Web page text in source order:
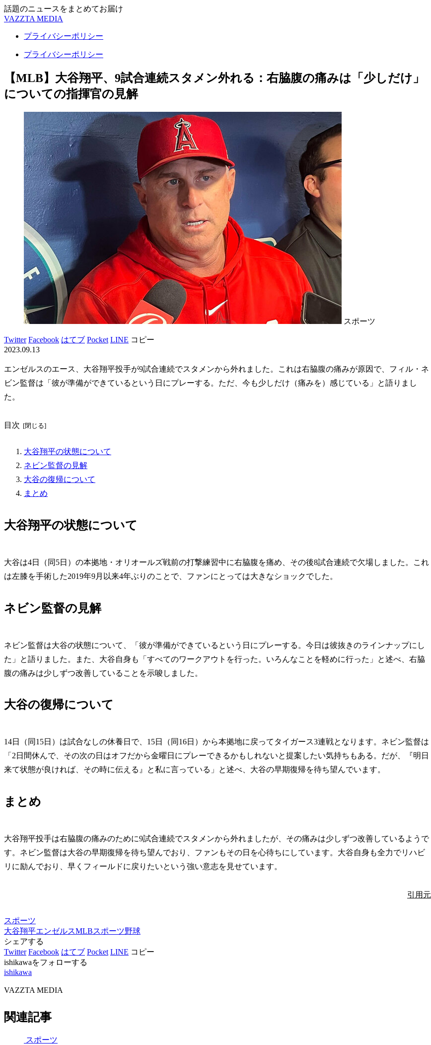
話題のニュースをまとめてお届け
VAZZTA MEDIA
プライバシーポリシー
プライバシーポリシー
【MLB】大谷翔平、9試合連続スタメン外れる：右脇腹の痛みは「少しだけ」
についての指揮官の見解
スポーツ
Twitter Facebook はてブ Pocket LINE コピー
2023.09.13
エンゼルスのエース、大谷翔平投手が9試合連続でスタメンから外れました。これは右脇腹の痛みが原因で、フィル・ネ
ビン監督は「彼が準備ができているという日にプレーする。ただ、今も少しだけ（痛みを）感じている」と語りまし
た。
目次
大谷翔平の状態について
ネビン監督の見解
大谷の復帰について
まとめ
大谷翔平の状態について
大谷は4日（同5日）の本拠地・オリオールズ戦前の打撃練習中に右脇腹を痛め、その後8試合連続で欠場しました。これ
は左膝を手術した2019年9月以来4年ぶりのことで、ファンにとっては大きなショックでした。
ネビン監督の見解
ネビン監督は大谷の状態について、「彼が準備ができているという日にプレーする。今日は彼抜きのラインナップにし
た」と語りました。また、大谷自身も「すべてのワークアウトを行った。いろんなことを軽めに行った」と述べ、右脇
腹の痛みは少しずつ改善していることを示唆しました。
大谷の復帰について
14日（同15日）は試合なしの休養日で、15日（同16日）から本拠地に戻ってタイガース3連戦となります。ネビン監督は
「2日間休んで、その次の日はオフだから金曜日にプレーできるかもしれないと提案したい気持ちもある。だが、『明日
来て状態が良ければ、その時に伝える』と私に言っている」と述べ、大谷の早期復帰を待ち望んでいます。
まとめ
大谷翔平投手は右脇腹の痛みのために9試合連続でスタメンから外れましたが、その痛みは少しずつ改善しているようで
す。ネビン監督は大谷の早期復帰を待ち望んでおり、ファンもその日を心待ちにしています。大谷自身も全力でリハビ
リに励んでおり、早くフィールドに戻りたいという強い意志を見せています。
引用元
スポーツ
大谷翔平エンゼルスMLBスポーツ野球
シェアする
Twitter Facebook はてブ Pocket LINE コピー
ishikawaをフォローする
ishikawa
VAZZTA MEDIA
関連記事
スポーツ